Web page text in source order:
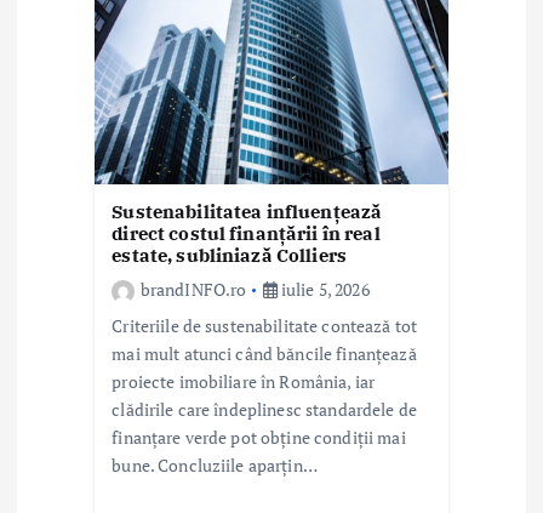
Sustenabilitatea influențează
direct costul finanțării în real
estate, subliniază Colliers
brandINFO.ro
iulie 5, 2026
Criteriile de sustenabilitate contează tot
mai mult atunci când băncile finanțează
proiecte imobiliare în România, iar
clădirile care îndeplinesc standardele de
finanțare verde pot obține condiții mai
bune. Concluziile aparțin…